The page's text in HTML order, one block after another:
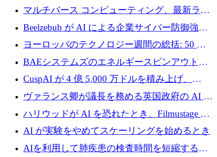
ン コンピューティングに対する DFINITY の
ビジョン
マルチバース コンピューティング、最新ラウ
ンドで最大 5 億 7,000 万ドルを目標
Beelzebub が AI による企業サイバー防御強化
のために 300 万ユーロを調達
ヨーロッパのテクノロジー週間の総括: 50 以
上の取引に 10 億ユーロ以上を投資
BAEシステムズのエネルギースピンアウト原
子力タービンが1500万ポンドの資金調達でス
テルスから浮上
CuspAI が 4 億 5,000 万ドルを積み上げ、
Resist.UA が 5,000 万ユーロの基金を立ち上
げ、DSIT が廃止される
ヴァランス卿が議長を務める英国政府の AI タ
スクフォースが発足
ハリウッドが AI を恐れたとき、Filmustage は
代わりにプリプロダクションに賭けました
AI が実験をやめてスケーリングを始めるとき
AIを利用して肺疾患の検査時間を短縮する英